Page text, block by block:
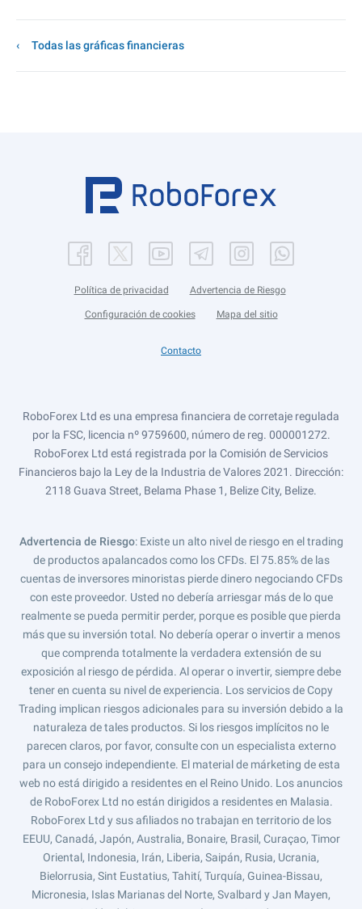
Todas las gráficas financieras
Política de privacidad Advertencia de Riesgo
Configuración de cookies Mapa del sitio
Contacto
RoboForex Ltd es una empresa financiera de corretaje regulada
por la FSC, licencia nº 9759600, número de reg. 000001272.
RoboForex Ltd está registrada por la Comisión de Servicios
Financieros bajo la Ley de la Industria de Valores 2021. Dirección:
2118 Guava Street, Belama Phase 1, Belize City, Belize.
Advertencia de Riesgo: Existe un alto nivel de riesgo en el trading
de productos apalancados como los CFDs. El 75.85% de las
cuentas de inversores minoristas pierde dinero negociando CFDs
con este proveedor. Usted no debería arriesgar más de lo que
realmente se pueda permitir perder, porque es posible que pierda
más que su inversión total. No debería operar o invertir a menos
que comprenda totalmente la verdadera extensión de su
exposición al riesgo de pérdida. Al operar o invertir, siempre debe
tener en cuenta su nivel de experiencia. Los servicios de Copy
Trading implican riesgos adicionales para su inversión debido a la
naturaleza de tales productos. Si los riesgos implícitos no le
parecen claros, por favor, consulte con un especialista externo
para un consejo independiente. El material de márketing de esta
web no está dirigido a residentes en el Reino Unido. Los anuncios
de RoboForex Ltd no están dirigidos a residentes en Malasia.
RoboForex Ltd y sus afiliados no trabajan en territorio de los
EEUU, Canadá, Japón, Australia, Bonaire, Brasil, Curaçao, Timor
Oriental, Indonesia, Irán, Liberia, Saipán, Rusia, Ucrania,
Bielorrusia, Sint Eustatius, Tahití, Turquía, Guinea-Bissau,
Micronesia, Islas Marianas del Norte, Svalbard y Jan Mayen,